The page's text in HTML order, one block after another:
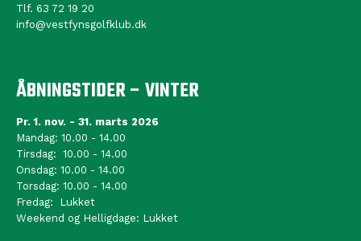
Tlf. 63 72 19 20
info@vestfynsgolfklub.dk
ÅBNINGSTIDER – VINTER
Pr. 1. nov. - 31. marts 2026
Mandag: 10.00 - 14.00
Tirsdag: 10.00 - 14.00
Onsdag: 10.00 - 14.00
Torsdag: 10.00 - 14.00
Fredag: Lukket
Weekend og Helligdage: Lukket